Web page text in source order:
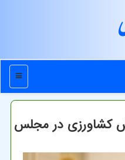
منو
کشاورزی در مجلس